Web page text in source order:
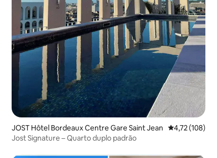
JOST Hôtel Bordeaux Centre Gare Saint Jean 4,72 de uma
4,72 (108)
Jost Signature – Quarto duplo padrão